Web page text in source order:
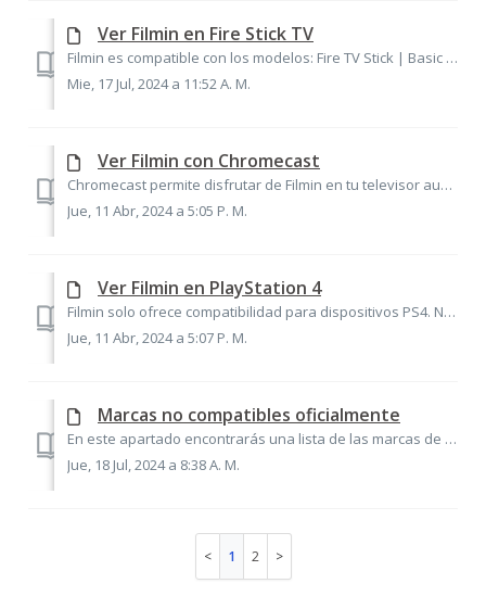
Ver Filmin en Fire Stick TV
Filmin es compatible con los modelos: Fire TV Stick | Basic Edition, Fire TV Stick (2ª generación) y Fire TV Stick 4K. Para descargar nuestra aplicación gr...
Mie, 17 Jul, 2024 a 11:52 A. M.
Ver Filmin con Chromecast
Chromecast permite disfrutar de Filmin en tu televisor aunque no sea un modelo compatible o smartv. Es un pequeño dispositivo de reproducción multimedia que...
Jue, 11 Abr, 2024 a 5:05 P. M.
Ver Filmin en PlayStation 4
Filmin solo ofrece compatibilidad para dispositivos PS4. No ofrecemos compatibilidad con el modelo PS4-803. Si tienes ese modelo de PlayStation, no podemos ...
Jue, 11 Abr, 2024 a 5:07 P. M.
Marcas no compatibles oficialmente
En este apartado encontrarás una lista de las marcas de smartvs, Android TV Box y otros dispositivos a los que no ofrecemos compatibilidad oficial. Marcas...
Jue, 18 Jul, 2024 a 8:38 A. M.
1 2